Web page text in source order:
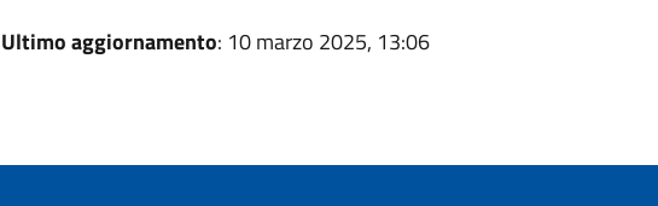
Ultimo aggiornamento: 10 marzo 2025, 13:06